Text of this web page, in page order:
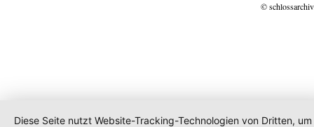
©
Diese Seite nutzt Website-Tracking-Technologien von Dritten, um